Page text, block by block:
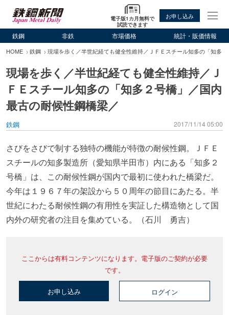
電子版1カ月無料で
試読できます
お申し込み
鉄鋼 非鉄 市場価格 統計・販価情報
HOME 鉄鋼 現場を歩く／半世紀経ても健全性維持／ＪＦＥスチール知多の「知多
現場を歩く／半世紀経ても健全性維持／Ｊ
ＦＥスチール知多の「知多２号橋」／国内
最古の耐候性鋼橋梁／
鉄鋼 2017/11/14 05:00
さびをさびで制する独特の機能が特徴の耐候性鋼。ＪＦＥ
スチールの知多製造所（愛知県半田市）内にある「知多２
号橋」は、この耐候性鋼が国内で最初に使われた橋梁だ。
今年は１９６７年の架設から５０周年の節目にあたる。半
世紀にわたる耐候性鋼の有用性を実証した構造物として国
内外の研究者の注目を集めている。（石川 勇吉）
ここからは有料コンテンツになります。電子版のご契約が必要
です。
お申し込み ログイン